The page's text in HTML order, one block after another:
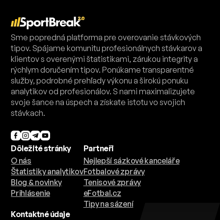
Sme popredná platforma pre overovanie stávkových
tipov. Spájame komunitu profesionálnych stávkarov a
klientov s overenými štatistikami, zárukou integrity a
rýchlym doručením tipov. Ponúkame transparentné
služby, podrobné prehľady výkonu a širokú ponuku
analytikov od profesionálov. S nami maximalizujete
svoje šance na úspech a získate istotu vo svojich
stávkach.
Dôležité stránky
O nás
Štatistiky analytikov
Blog & novinky
Prihlásenie
Partneři
Nejlepší sázkové kanceláře
Fotbalové zprávy
Tenisové zprávy
eFotbal.cz
Tipy na sázení
Kontaktné údaje